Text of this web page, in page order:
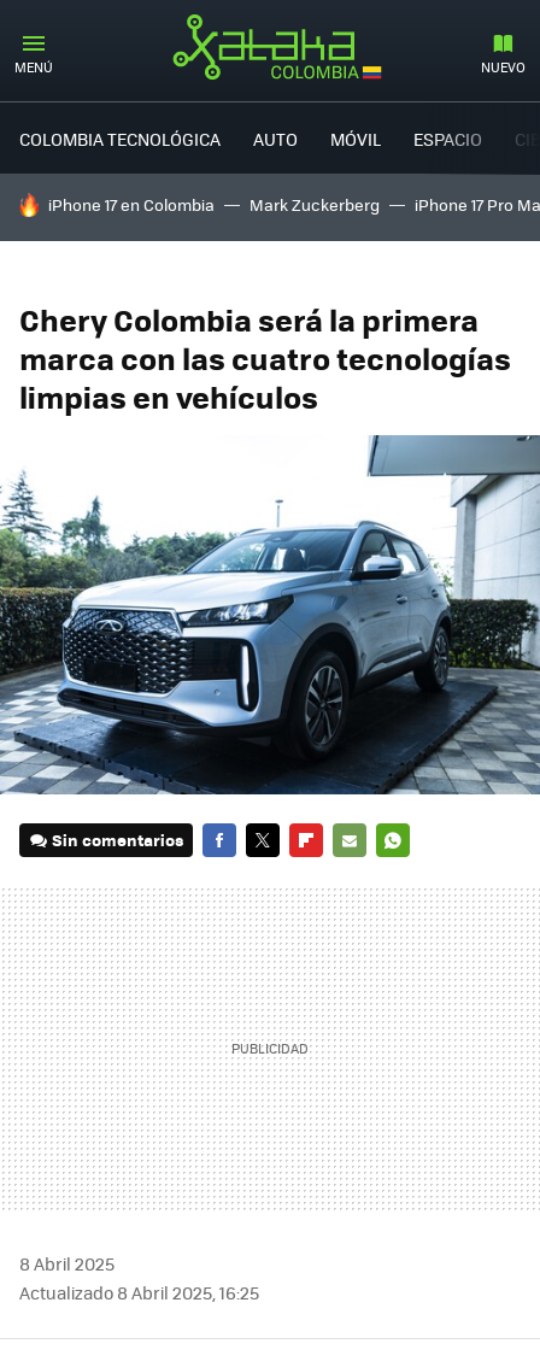
MENÚ NUEVO
COLOMBIA TECNOLÓGICA AUTO MÓVIL ESPACIO
HOY SE HABLA DE
iPhone 17 en Colombia Mark Zuckerberg iPhone 17 Pro
Chery Colombia será la primera
marca con las cuatro tecnologías
limpias en vehículos
Sin comentarios
MAIL
8 Abril 2025
Actualizado 8 Abril 2025, 16:25